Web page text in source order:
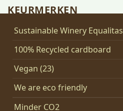
KEURMERKEN
Sustainable Winery Equalitas
100% Recycled cardboard
Vegan (23)
We are eco friendly
Minder CO2